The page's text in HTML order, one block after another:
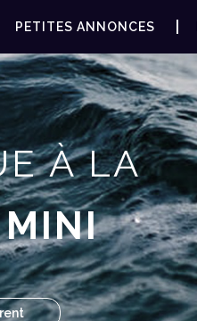
PETITES ANNONCES
À LA
MINI